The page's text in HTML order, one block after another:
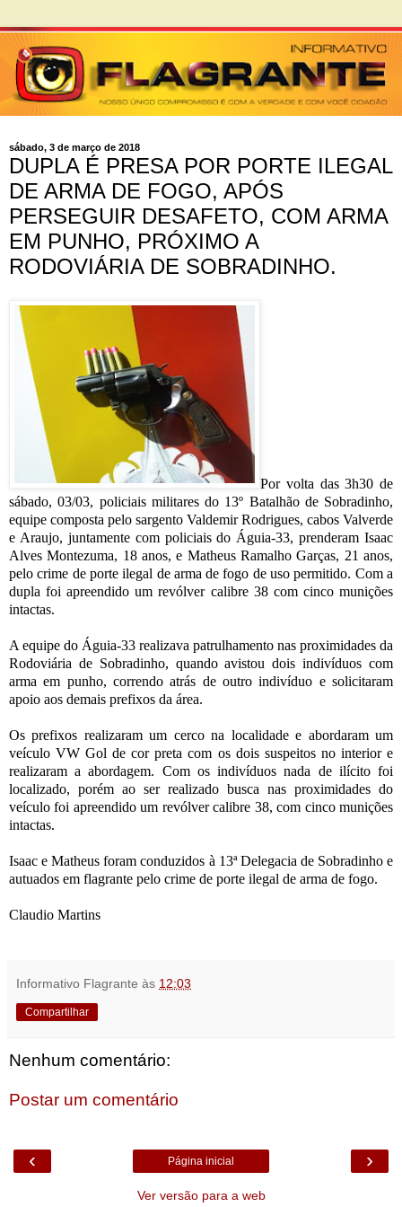
sábado, 3 de março de 2018
DUPLA É PRESA POR PORTE ILEGAL
DE ARMA DE FOGO, APÓS
PERSEGUIR DESAFETO, COM ARMA
EM PUNHO, PRÓXIMO A
RODOVIÁRIA DE SOBRADINHO.
Por volta das 3h30 de
sábado, 03/03, policiais militares do 13º Batalhão de Sobradinho,
equipe composta pelo sargento Valdemir Rodrigues, cabos Valverde
e Araujo, juntamente com policiais do Águia-33, prenderam Isaac
Alves Montezuma, 18 anos, e Matheus Ramalho Garças, 21 anos,
pelo crime de porte ilegal de arma de fogo de uso permitido. Com a
dupla foi apreendido um revólver calibre 38 com cinco munições
intactas.
A equipe do Águia-33 realizava patrulhamento nas proximidades da
Rodoviária de Sobradinho, quando avistou dois indivíduos com
arma em punho, correndo atrás de outro indivíduo e solicitaram
apoio aos demais prefixos da área.
Os prefixos realizaram um cerco na localidade e abordaram um
veículo VW Gol de cor preta com os dois suspeitos no interior e
realizaram a abordagem. Com os indivíduos nada de ilícito foi
localizado, porém ao ser realizado busca nas proximidades do
veículo foi apreendido um revólver calibre 38, com cinco munições
intactas.
Isaac e Matheus foram conduzidos à 13ª Delegacia de Sobradinho e
autuados em flagrante pelo crime de porte ilegal de arma de fogo.
Claudio Martins
Informativo Flagrante às 12:03
Compartilhar
Nenhum comentário:
Postar um comentário
‹ ›
Página inicial
Ver versão para a web